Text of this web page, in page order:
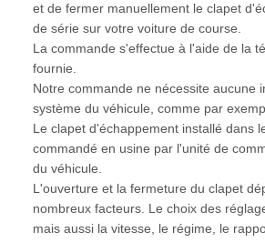
et de fermer manuellement le clapet
de série sur votre voiture de course.
La commande s'effectue à l'aide de la
fournie.
Notre commande ne nécessite aucune
système du véhicule, comme par
Le clapet d'échappement installé dans
commandé en usine par l'unité de
du véhicule.
L'ouverture et la fermeture du clapet
nombreux facteurs. Le choix des
mais aussi la vitesse, le régime, le